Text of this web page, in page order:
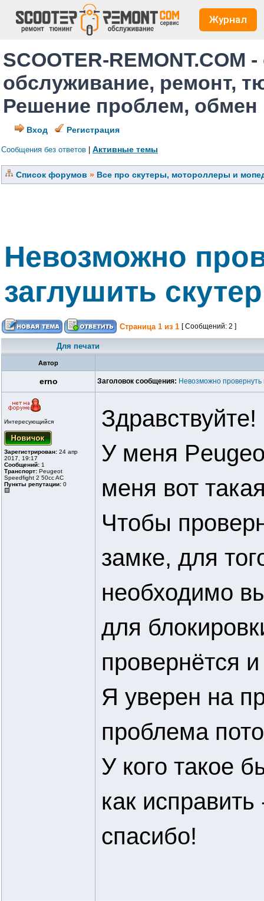
Журнал
SCOOTER-REMONT.COM
обслуживание, ремонт,
Решение проблем,
Вход Регистрация
Сообщения без ответов Активные темы
Список форумов » Все про скутеры, мотороллеры и
Невозможно
заглушить скутер
Страница 1 из 1 [ Сообщений: 2 ]
Для печати
Автор
erno Заголовок сообщения: Невозможно провернуть
Интересующийся
Зарегистрирован: 24 апр
2017, 19:17
Сообщений: 1
Транспорт: Peugeot
Speedfight 2 50cc AC
Пункты репутации: 0
Здравствуйте!
У меня
меня вот
Чтобы
замке, для
необходимо
для
провернётся
Я уверен на
проблема
У кого такое
как
спасибо!